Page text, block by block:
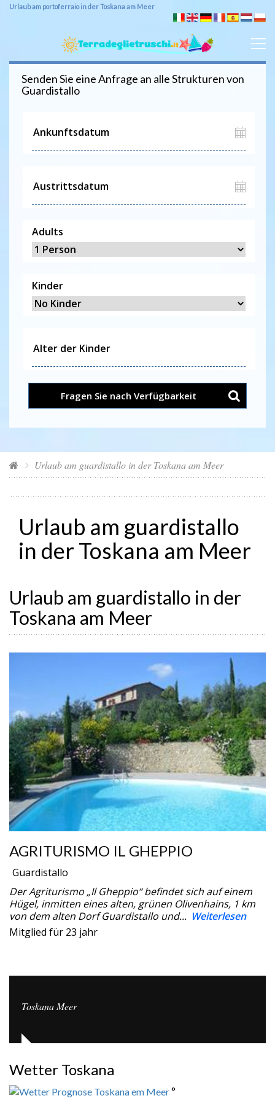
Urlaub am portoferraio in der Toskana am Meer
Senden Sie eine Anfrage an alle Strukturen von
Guardistallo
Adults
Kinder
Fragen Sie nach Verfügbarkeit
Urlaub am guardistallo in der Toskana am Meer
Urlaub am guardistallo
in der Toskana am Meer
Urlaub am guardistallo in der
Toskana am Meer
AGRITURISMO IL GHEPPIO
Guardistallo
Der Agriturismo „Il Gheppio“ befindet sich auf einem
Hügel, inmitten eines alten, grünen Olivenhains, 1 km
von dem alten Dorf Guardistallo und... Weiterlesen
Mitglied für 23 jahr
Toskana Meer
Wetter Toskana
°